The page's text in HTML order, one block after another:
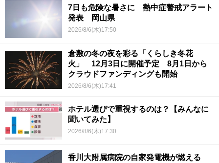
7日も危険な暑さに 熱中症警戒アラート
発表 岡山県
2026/8/6(木)17:50
倉敷の冬の夜を彩る「くらしき冬花
火」 12月3日に開催予定 8月1日から
クラウドファンディングも開始
2026/8/6(木)17:41
ホテル選びで重視するのは？【みんなに
聞いてみた】
2026/8/6(木)17:30
香川大附属病院の自家発電機が燃える